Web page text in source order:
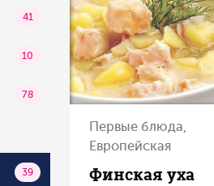
41
10
78
39
Первые блюда,
Европейская
Финская уха